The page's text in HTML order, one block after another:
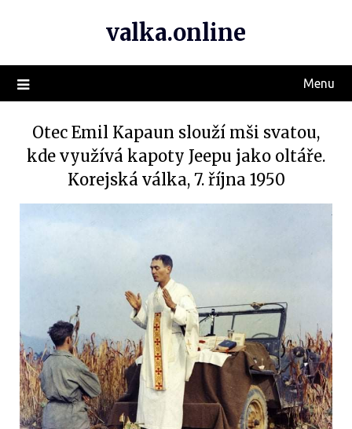
valka.online
Menu
Otec Emil Kapaun slouží mši svatou,
kde využívá kapoty Jeepu jako oltáře.
Korejská válka, 7. října 1950